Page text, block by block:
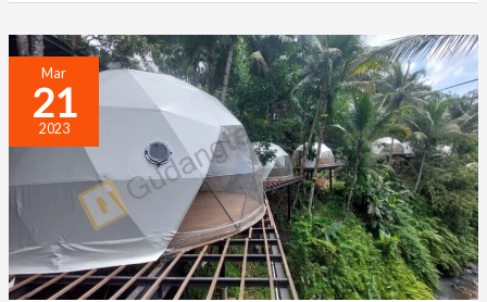
Mar
21
2023
Glamping
Dome
Kunang
Kunang